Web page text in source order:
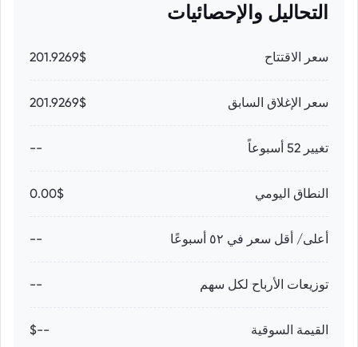
التحاليل والإحصائيات
سعر الاقتتاح 201.9269$
سعر الإغلاق السابق 201.9269$
تغيير 52 أسبوعاً --
النطاق اليومي 0.00$
أعلى/ أقل سعر في ٥٢ أسبوعًا --
توزيعات الأرباح لكل سهم --
القيمة السوقية --$